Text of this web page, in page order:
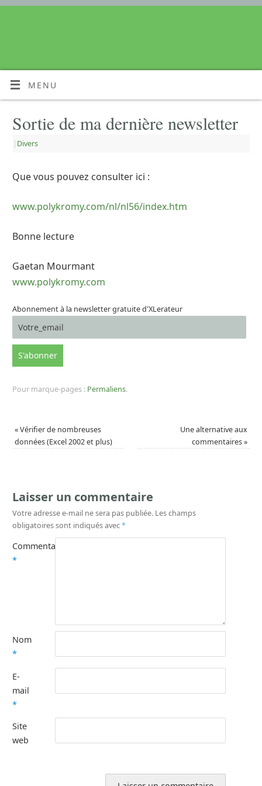
MENU
Sortie de ma dernière newsletter
| Divers
Que vous pouvez consulter ici :
www.polykromy.com/nl/nl56/index.htm
Bonne lecture
Gaetan Mourmant
www.polykromy.com
Abonnement à la newsletter gratuite d'XLerateur
Pour marque-pages : Permaliens.
«Vérifier de nombreuses
données (Excel 2002 et plus)
Une alternative aux
commentaires»
Laisser un commentaire
Votre adresse e-mail ne sera pas publiée. Les champs
obligatoires sont indiqués avec*
Commentaire
*
Nom
*
E-
mail
*
Site
web